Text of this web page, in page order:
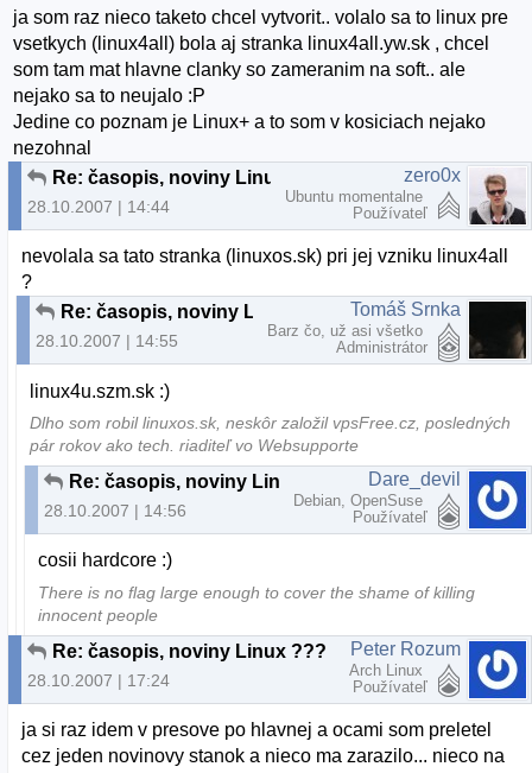
ja som raz nieco taketo chcel vytvorit.. volalo sa to linux pre
vsetkych (linux4all) bola aj stranka linux4all.yw.sk , chcel
som tam mat hlavne clanky so zameranim na soft.. ale
nejako sa to neujalo :P
Jedine co poznam je Linux+ a to som v kosiciach nejako
nezohnal
Re: časopis, noviny Linux ???
28.10.2007 | 14:44
zero0x
Ubuntu momentalne
Používateľ
nevolala sa tato stranka (linuxos.sk) pri jej vzniku linux4all
?
Re: časopis, noviny Linux ???
28.10.2007 | 14:55
Tomáš Srnka
Barz čo, už asi všetko
Administrátor
linux4u.szm.sk :)
Dlho som robil linuxos.sk, neskôr založil vpsFree.cz, posledných
pár rokov ako tech. riaditeľ vo Websupporte
28.10.2007 | 14:56
Dare_devil
Debian, OpenSuse
Používateľ
cosii hardcore :)
There is no flag large enough to cover the shame of killing
innocent people
Re: časopis, noviny Linux ???
28.10.2007 | 17:24
Peter Rozum
Arch Linux
Používateľ
ja si raz idem v presove po hlavnej a ocami som preletel
cez jeden novinovy stanok a nieco ma zarazilo... nieco na